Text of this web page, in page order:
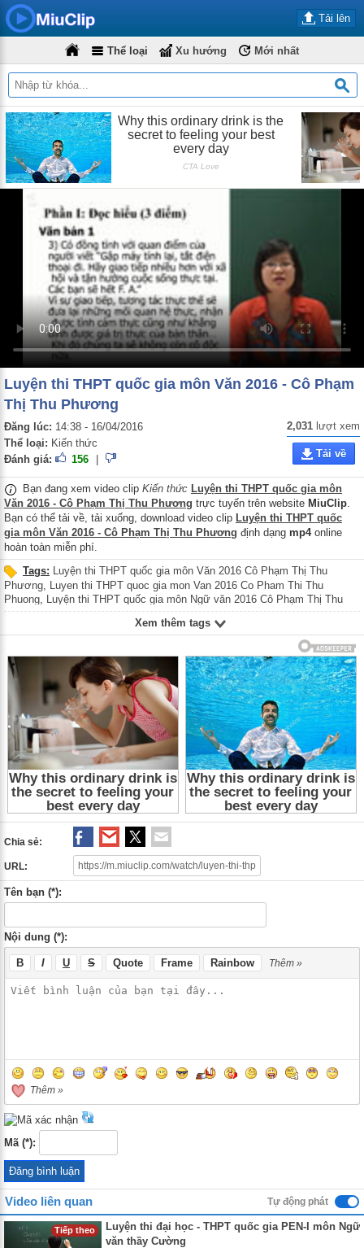
Tải lên
Thể loại Xu hướng Mới nhất
Luyện thi THPT quốc gia môn Văn 2016 - Cô Phạm
Thị Thu Phương
Đăng lúc: 14:38 - 16/04/2016
Thể loại: Kiến thức
Đánh giá:
156
2,031 lượt xem
Tải về
Bạn đang xem video clip Kiến thức Luyện thi THPT quốc gia môn
Văn 2016 - Cô Phạm Thị Thu Phương trực tuyến trên website MiuClip.
Bạn có thể tải về, tải xuống, download video clip Luyện thi THPT quốc
gia môn Văn 2016 - Cô Phạm Thị Thu Phương định dạng mp4online
hoàn toàn miễn phí.
Tags: Luyện thi THPT quốc gia môn Văn 2016 Cô Phạm Thị Thu
Phương Luyen thi THPT quoc gia mon Van 2016 Co Pham Thi Thu
Phuong Luyện thi THPT quốc gia môn Ngữ văn 2016 Cô Phạm Thị Thu
Phương,Luyen thi THPT quoc gia mon Ngu van 2016 Co Pham Thi Thu
Xem thêm tags
Chia sẻ:
URL:
Tên bạn (*):
Nội dung (*):
B I U S Quote Frame Rainbow Thêm »
Thêm »
Mã (*):
Video liên quan Tự động phát
Tiếp theo
Luyện thi đại học - THPT quốc gia PEN-I môn Ngữ
văn thầy Cường